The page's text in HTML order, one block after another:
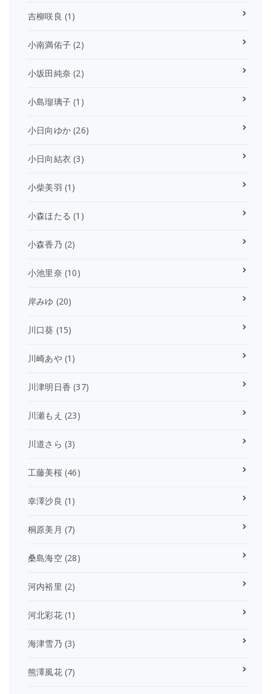
吉柳咲良 (1)
小南満佑子 (2)
小坂田純奈 (2)
小島瑠璃子 (1)
小日向ゆか (26)
小日向結衣 (3)
小柴美羽 (1)
小森ほたる (1)
小森香乃 (2)
小池里奈 (10)
岸みゆ (20)
川口葵 (15)
川崎あや(1)
川津明日香 (37)
川瀬もえ (23)
川道さら (3)
工藤美桜(46)
幸澤沙良 (1)
桐原美月 (7)
桑島海空(28)
河内裕里 (2)
河北彩花(1)
海津雪乃 (3)
熊澤風花(7)